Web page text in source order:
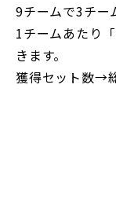
9チームで3チー
1チームあたり
きます。
獲得セット数→